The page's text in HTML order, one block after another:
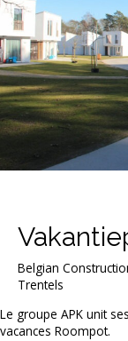
Belgian
Trentels
Le groupe APK unit
vacances Roompot.